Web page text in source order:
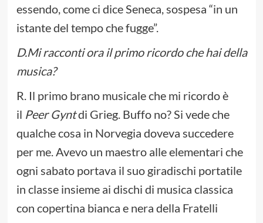
essendo, come ci dice Seneca, sospesa “in un
istante del tempo che fugge”.
D.Mi racconti ora il primo ricordo che hai della
musica?
R. Il primo brano musicale che mi ricordo è
il Peer Gyntdi Grieg. Buffo no? Si vede che
qualche cosa in Norvegia doveva succedere
per me. Avevo un maestro alle elementari che
ogni sabato portava il suo giradischi portatile
in classe insieme ai dischi di musica classica
con copertina bianca e nera della Fratelli